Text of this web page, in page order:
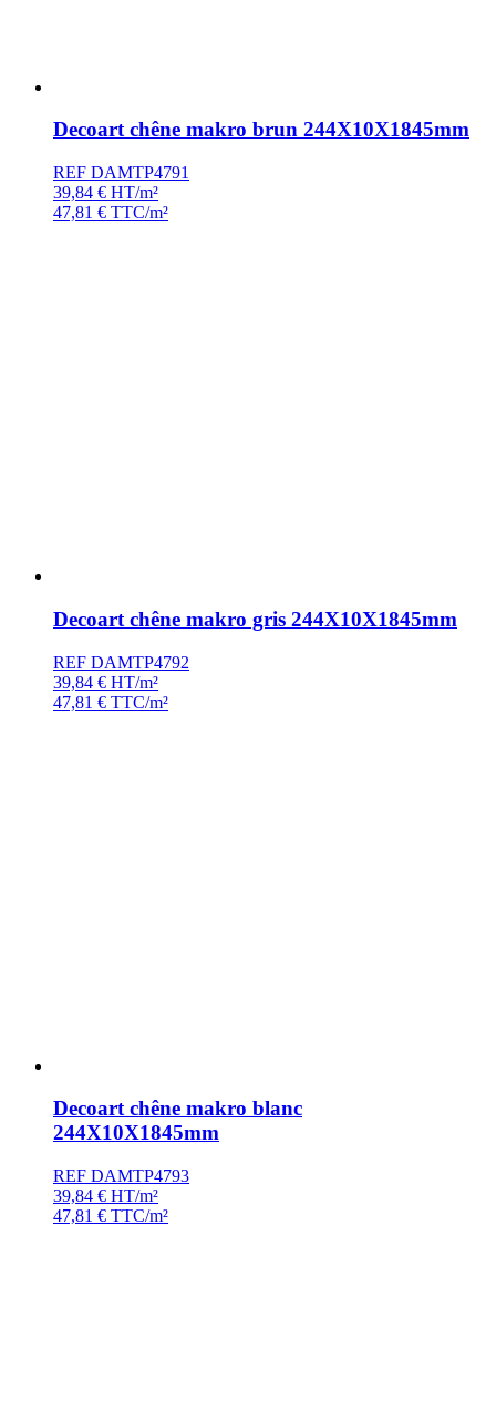
Decoart chêne makro brun 244X10X1845mm
REF DAMTP4791
39,84 € HT/m²
47,81 € TTC/m²
Decoart chêne makro gris 244X10X1845mm
REF DAMTP4792
39,84 € HT/m²
47,81 € TTC/m²
Decoart chêne makro blanc
244X10X1845mm
REF DAMTP4793
39,84 € HT/m²
47,81 € TTC/m²